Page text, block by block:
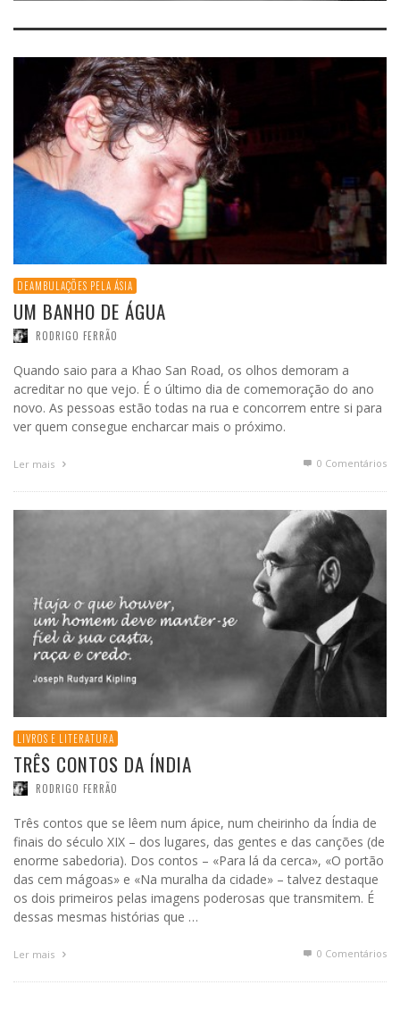
DEAMBULAÇÕES PELA ÁSIA
UM BANHO DE ÁGUA
RODRIGO FERRÃO
Quando saio para a Khao San Road, os olhos demoram a
acreditar no que vejo. É o último dia de comemoração do ano
novo. As pessoas estão todas na rua e concorrem entre si para
ver quem consegue encharcar mais o próximo.
Ler mais 0 Comentários
LIVROS E LITERATURA
TRÊS CONTOS DA ÍNDIA
RODRIGO FERRÃO
Três contos que se lêem num ápice, num cheirinho da Índia de
finais do século XIX – dos lugares, das gentes e das canções (de
enorme sabedoria). Dos contos – «Para lá da cerca», «O portão
das cem mágoas» e «Na muralha da cidade» – talvez destaque
os dois primeiros pelas imagens poderosas que transmitem. É
dessas mesmas histórias que …
Ler mais 0 Comentários